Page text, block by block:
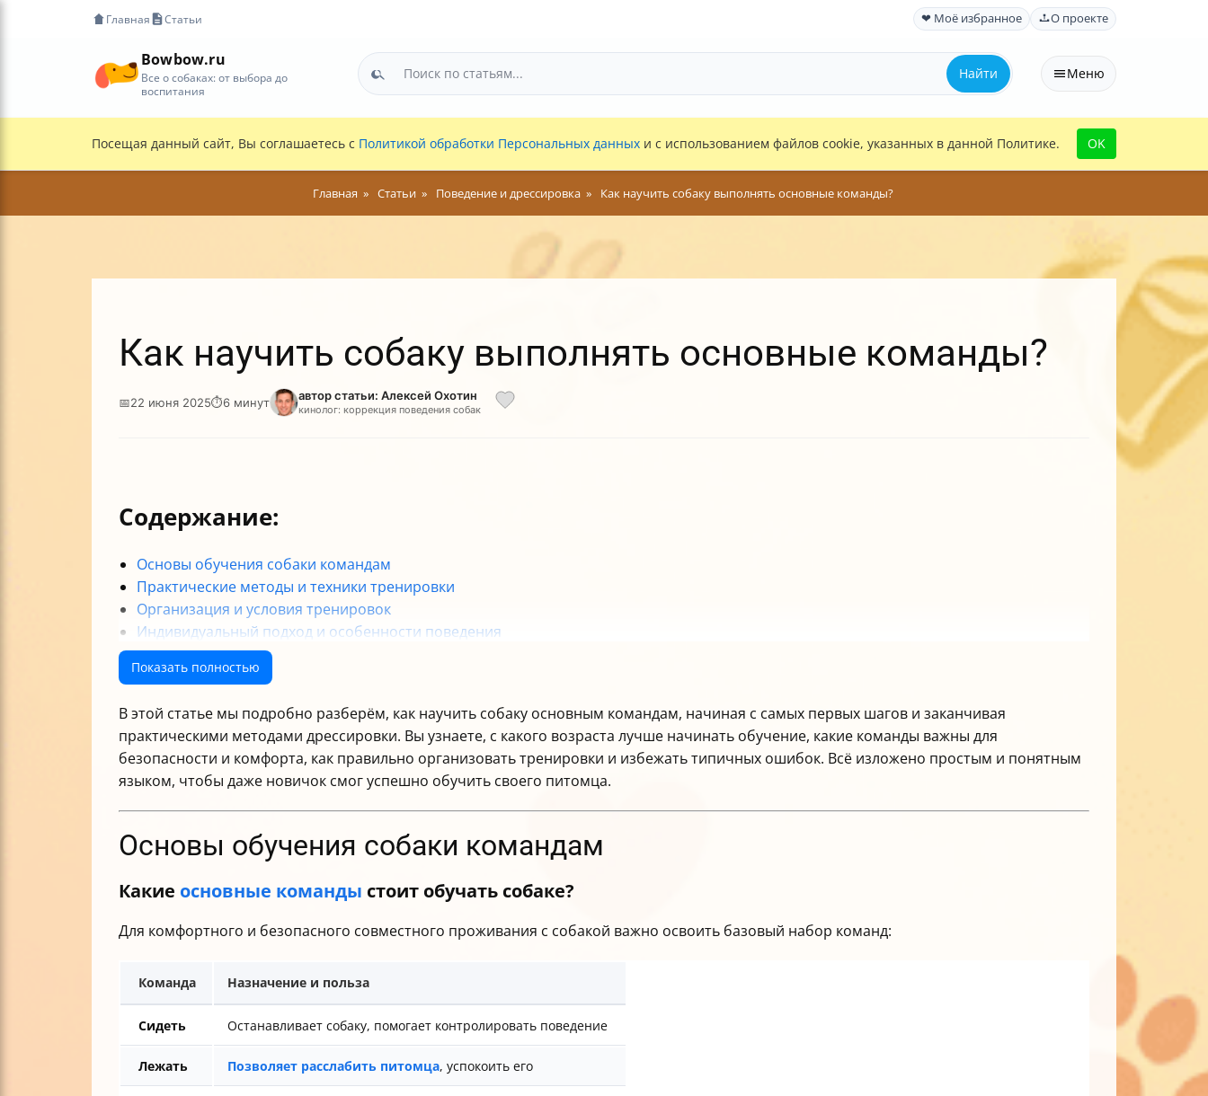
Главная Статьи ❤ Моё избранное О проекте
Bowbow.ru
Все о собаках: от выбора до
воспитания
Найти Меню
Посещая данный сайт, Вы соглашаетесь с Политикой обработки Персональных данных и с использованием файлов cookie, указанных в данной Политике. OK
Главная Статьи Поведение и дрессировка Как научить собаку выполнять основные команды?
Как научить собаку выполнять основные команды?
📅22 июня 2025⏱6 минут автор статьи: Алексей Охотин
кинолог: коррекция поведения собак
Содержание:
Основы обучения собаки командам
Практические методы и техники тренировки
Организация и условия тренировок
Индивидуальный подход и особенности поведения
Решение проблем и распространённые ошибки
Дополнительные ресурсы и помощь профессионалов
Показать полностью
В этой статье мы подробно разберём, как научить собаку основным командам, начиная с самых первых шагов и заканчивая
практическими методами дрессировки. Вы узнаете, с какого возраста лучше начинать обучение, какие команды важны для
безопасности и комфорта, как правильно организовать тренировки и избежать типичных ошибок. Всё изложено простым и понятным
языком, чтобы даже новичок смог успешно обучить своего питомца.
Основы обучения собаки командам
Какие основные команды стоит обучать собаке?
Для комфортного и безопасного совместного проживания с собакой важно освоить базовый набор команд:
Команда Назначение и польза
Сидеть Останавливает собаку, помогает контролировать поведение
Лежать Позволяет расслабить питомца, успокоить его